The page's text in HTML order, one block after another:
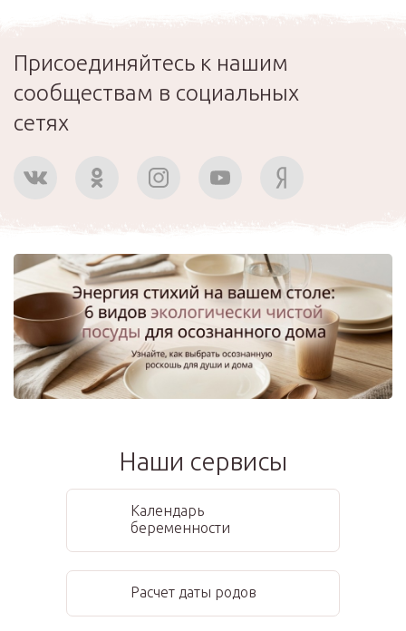
Присоединяйтесь к нашим
сообществам в социальных
сетях
Наши сервисы
Календарь
беременности
Расчет даты родов